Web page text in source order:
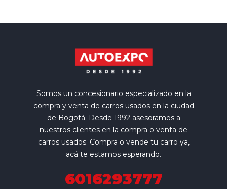
Somos un concesionario especializado en la
compra y venta de carros usados en la ciudad
de Bogotá. Desde 1992 asesoramos a
nuestros clientes en la compra o venta de
carros usados. Compra o vende tu carro ya,
acá te estamos esperando.
6016293777